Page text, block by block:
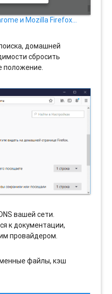
и Mozilla Firefox…
домашней
сбросить
положение.
вашей сети.
к документации,
провайдером.
файлы, кэш